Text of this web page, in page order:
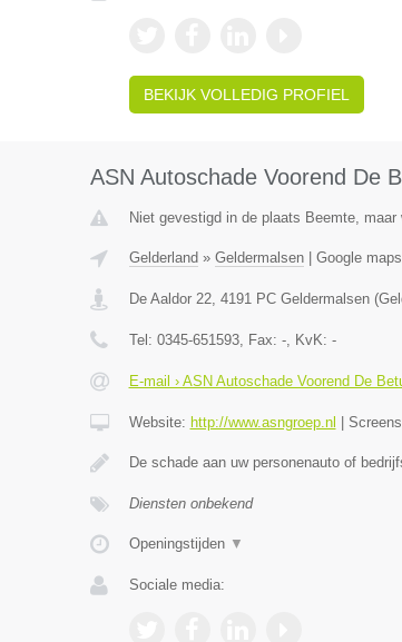
BEKIJK VOLLEDIG PROFIEL
ASN Autoschade Voorend De
Niet gevestigd in de plaats Beemte,
Gelderland » Geldermalsen| Google maps
De Aaldor 22, 4191 PC Geldermalsen(
Tel: 0345-651593, Fax: -, KvK: -
E-mail › ASN Autoschade Voorend De
Website: http://www.asngroep.nl
De schade aan uw personenauto of
Diensten onbekend
Openingstijden ▼
Sociale media: